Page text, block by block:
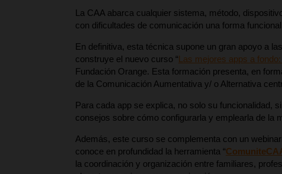
La CAA abarca cualquier sistema, método,
con dificultades de comunicación una forma
En definitiva, esta técnica supone un gran apoyo a
construye el nuevo curso “Las mejores apps a
Fundación Orange. Esta formación presenta, en
de la Comunicación Aumentativa y/ o Alternativa
Para cada app se explica, no solo su funcionalidad,
consejos sobre cómo configurarla y emplearla de la
Además, este curso se complementa con un
conoce en profundidad la herramienta “
la coordinación y organización entre familiares,